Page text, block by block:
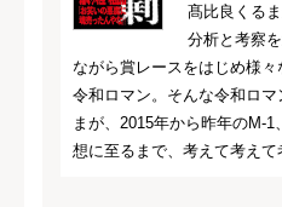
髙比良くる
分析と考察
ながら賞レースをはじめ様
令和ロマン。そんな令和ロ
まが、2015年から昨年のM-
想に至るまで、考えて考えて